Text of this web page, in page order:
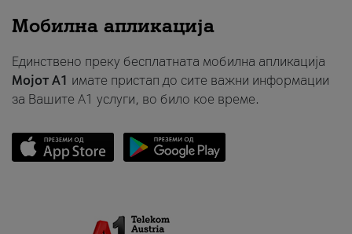
Мобилна апликација
Единствено преку бесплатната мобилна апликација
Мојот A1 имате пристап до сите важни информации
за Вашите A1 услуги, во било кое време.